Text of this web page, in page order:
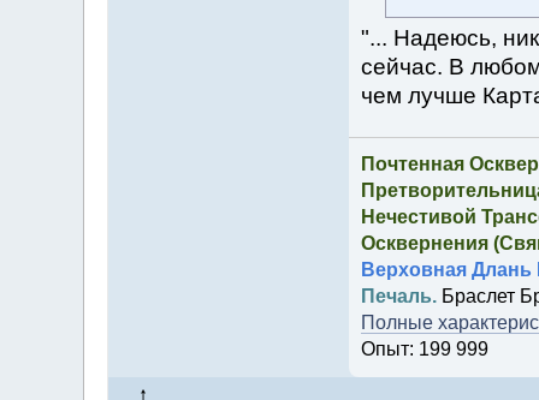
"... Надеюсь,
сейчас. В
чем лучше
Почтенная
Нечестивой
Осквернения
Верховная Длань
Печаль.Браслет
Полные
Опыт: 199 999